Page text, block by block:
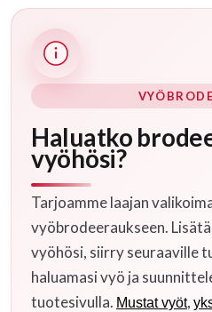
Haluatko
vyöhösi?
Tarjoamme laajan
vyöbrodeeraukseen.
vyöhösi, siirry seuraaville
haluamasi vyö ja
tuotesivulla. Mustat vyöt,